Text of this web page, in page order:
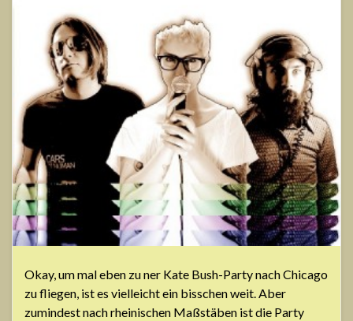
Okay, um mal eben zu ner Kate Bush-Party nach Chicago
zu fliegen, ist es vielleicht ein bisschen weit. Aber
zumindest nach rheinischen Maßstäben ist die Party